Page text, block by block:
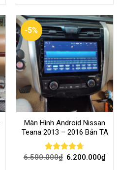
-5%
Màn Hình Android Nissan
Teana 2013 – 2016 Bản TA
Rated4.63
6.500.000₫ 6.200.000₫